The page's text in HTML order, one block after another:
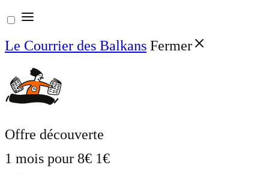
Aller
au
contenu
Le Courrier des Balkans Fermer
Offre découverte
1 mois pour 8€ 1€